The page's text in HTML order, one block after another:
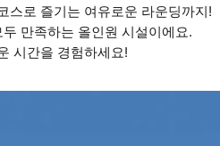
스로 즐기는 여유로운 라운딩까지!
만족하는 올인원 시설이에요.
시간을 경험하세요!